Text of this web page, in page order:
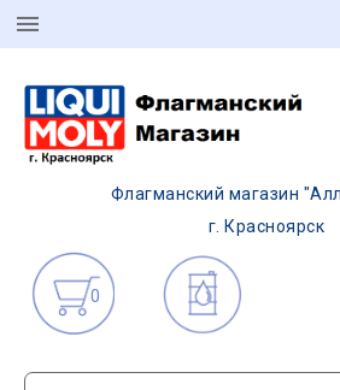
Флагманский магазин
г. Красноярск
0